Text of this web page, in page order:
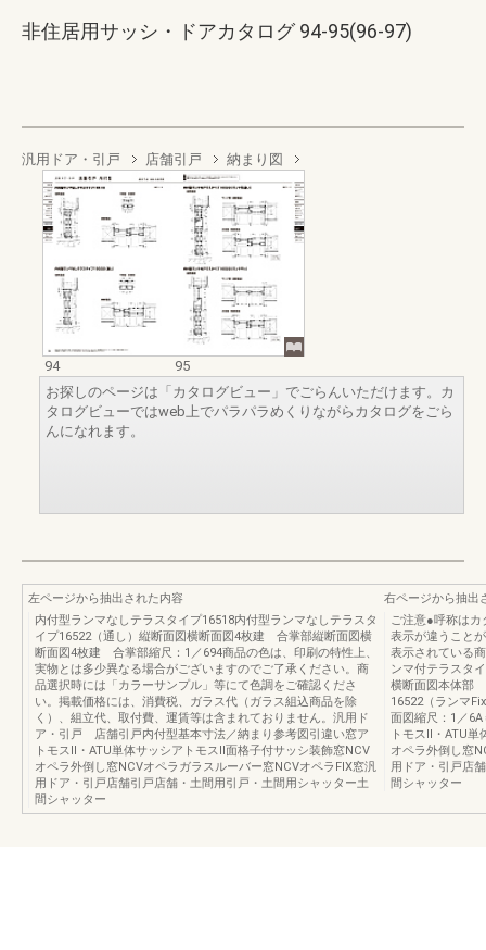
非住居用サッシ・ドアカタログ 94-95(96-97)
汎用ドア・引戸 店舗引戸 納まり図
94
95
お探しのページは「カタログビュー」でごらんいただけます。カ
タログビューではweb上でパラパラめくりながらカタログをごら
んになれます。
左ページから抽出された内容
内付型ランマなしテラスタイプ16518内付型ランマなしテラスタ
イプ16522（通し）縦断面図横断面図4枚建 合掌部縦断面図横
断面図4枚建 合掌部縮尺：1／694商品の色は、印刷の特性上、
実物とは多少異なる場合がございますのでご了承ください。商
品選択時には「カラーサンプル」等にて色調をご確認くださ
い。掲載価格には、消費税、ガラス代（ガラス組込商品を除
く）、組立代、取付費、運賃等は含まれておりません。汎用ド
ア・引戸 店舗引戸内付型基本寸法／納まり参考図引違い窓ア
トモスⅡ・ATU単体サッシアトモスⅡ面格子付サッシ装飾窓NCV
オペラ外倒し窓NCVオペラガラスルーバー窓NCVオペラFIX窓汎
用ドア・引戸店舗引戸店舗・土間用引戸・土間用シャッター土
間シャッター
右ページから抽出
ご注意●呼称はカ
表示が違うこと
表示されている
ンマ付テラスタ
横断面図本体部
16522（ランマ
面図縮尺：1／
トモスⅡ・ATU
オペラ外倒し窓
用ドア・引戸店
間シャッター